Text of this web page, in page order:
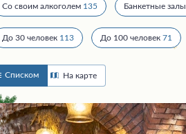
Со своим алкоголем 135 Банкетные залы
До 30 человек 113 До 100 человек 71
Списком На карте